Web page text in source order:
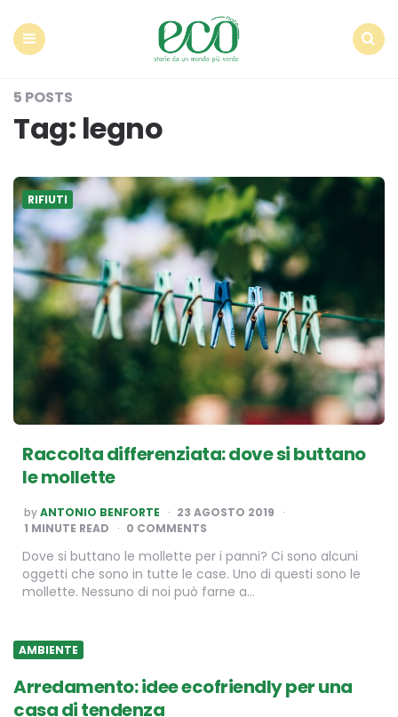
5 POSTS
Tag: legno
RIFIUTI
Raccolta differenziata: dove si buttano
le mollette
POSTED
BY
byANTONIO BENFORTE
23 AGOSTO 2019
1 MINUTE READ 0 COMMENTS
Dove si buttano le mollette per i panni? Ci sono alcuni
oggetti che sono in tutte le case. Uno di questi sono le
mollette. Nessuno di noi può farne a…
AMBIENTE
Arredamento: idee ecofriendly per una
casa di tendenza